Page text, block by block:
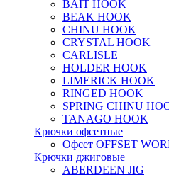
BAIT HOOK
BEAK HOOK
CHINU HOOK
CRYSTAL HOOK
CARLISLE
HOLDER HOOK
LIMERICK HOOK
RINGED HOOK
SPRING CHINU
TANAGO HOOK
Крючки офсетные
Офсет OFFSET
Крючки джиговые
ABERDEEN JIG